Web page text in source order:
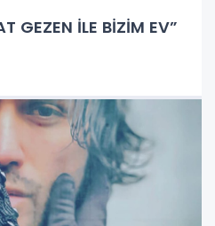
GEZEN İLE BİZİM EV”